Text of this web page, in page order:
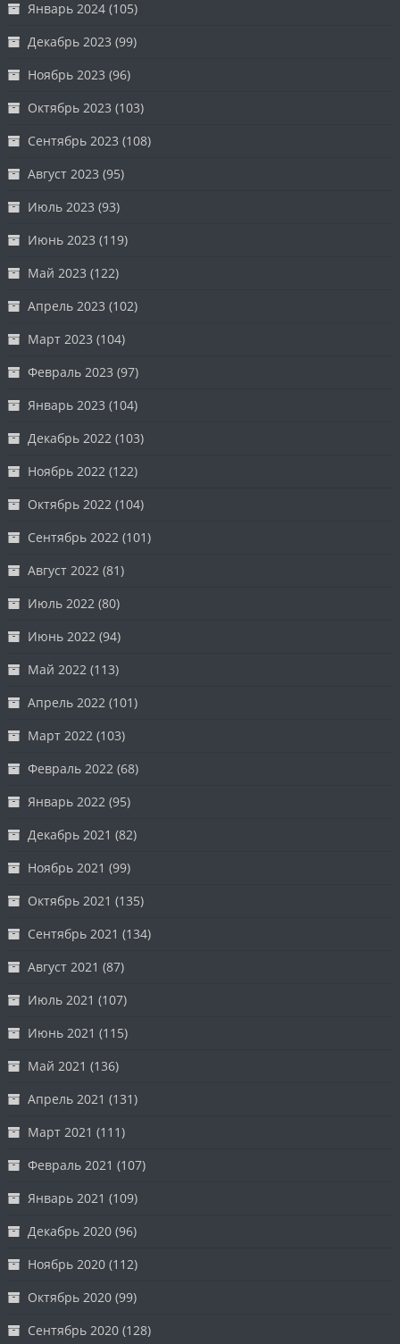
Январь 2024 (105)
Декабрь 2023 (99)
Ноябрь 2023 (96)
Октябрь 2023 (103)
Сентябрь 2023 (108)
Август 2023 (95)
Июль 2023 (93)
Июнь 2023 (119)
Май 2023 (122)
Апрель 2023 (102)
Март 2023 (104)
Февраль 2023 (97)
Январь 2023 (104)
Декабрь 2022 (103)
Ноябрь 2022 (122)
Октябрь 2022 (104)
Сентябрь 2022 (101)
Август 2022 (81)
Июль 2022 (80)
Июнь 2022 (94)
Май 2022 (113)
Апрель 2022 (101)
Март 2022 (103)
Февраль 2022 (68)
Январь 2022 (95)
Декабрь 2021 (82)
Ноябрь 2021 (99)
Октябрь 2021 (135)
Сентябрь 2021 (134)
Август 2021 (87)
Июль 2021 (107)
Июнь 2021 (115)
Май 2021 (136)
Апрель 2021 (131)
Март 2021 (111)
Февраль 2021 (107)
Январь 2021 (109)
Декабрь 2020 (96)
Ноябрь 2020 (112)
Октябрь 2020 (99)
Сентябрь 2020 (128)